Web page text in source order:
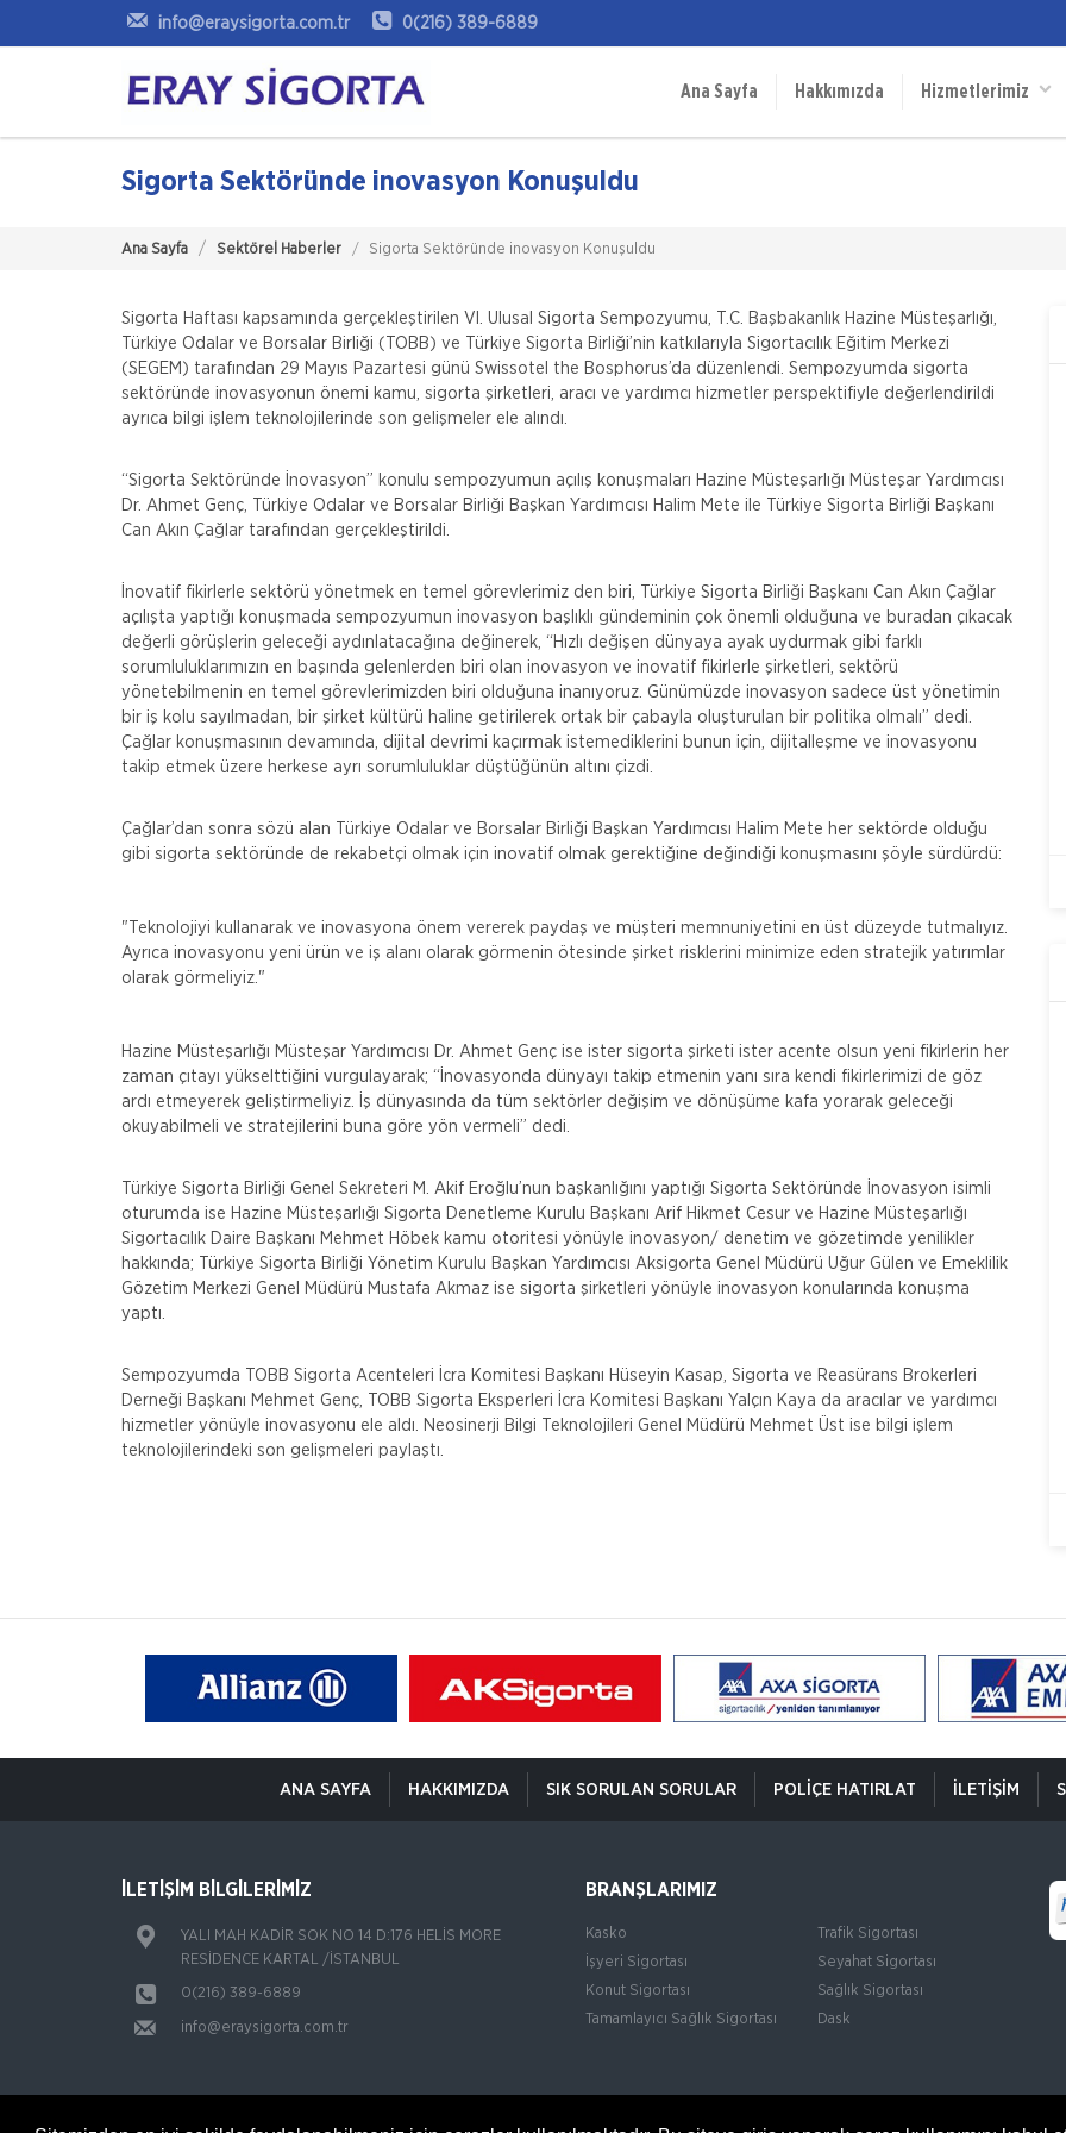
info@eraysigorta.com.tr 0(216) 389-6889
Ana Sayfa Hakkımızda Hizmetlerimiz
Sigorta Sektöründe inovasyon Konuşuldu
Ana Sayfa Sektörel Haberler Sigorta Sektöründe inovasyon Konuşuldu
Sigorta Haftası kapsamında gerçekleştirilen VI. Ulusal Sigorta Sempozyumu, T.C. Başbakanlık Hazine Müsteşarlığı,
Türkiye Odalar ve Borsalar Birliği (TOBB) ve Türkiye Sigorta Birliği’nin katkılarıyla Sigortacılık Eğitim Merkezi
(SEGEM) tarafından 29 Mayıs Pazartesi günü Swissotel the Bosphorus’da düzenlendi. Sempozyumda sigorta
sektöründe inovasyonun önemi kamu, sigorta şirketleri, aracı ve yardımcı hizmetler perspektifiyle değerlendirildi
ayrıca bilgi işlem teknolojilerinde son gelişmeler ele alındı.
“Sigorta Sektöründe İnovasyon” konulu sempozyumun açılış konuşmaları Hazine Müsteşarlığı Müsteşar Yardımcısı
Dr. Ahmet Genç, Türkiye Odalar ve Borsalar Birliği Başkan Yardımcısı Halim Mete ile Türkiye Sigorta Birliği Başkanı
Can Akın Çağlar tarafından gerçekleştirildi.
İnovatif fikirlerle sektörü yönetmek en temel görevlerimiz den biri, Türkiye Sigorta Birliği Başkanı Can Akın Çağlar
açılışta yaptığı konuşmada sempozyumun inovasyon başlıklı gündeminin çok önemli olduğuna ve buradan çıkacak
değerli görüşlerin geleceği aydınlatacağına değinerek, “Hızlı değişen dünyaya ayak uydurmak gibi farklı
sorumluluklarımızın en başında gelenlerden biri olan inovasyon ve inovatif fikirlerle şirketleri, sektörü
yönetebilmenin en temel görevlerimizden biri olduğuna inanıyoruz. Günümüzde inovasyon sadece üst yönetimin
bir iş kolu sayılmadan, bir şirket kültürü haline getirilerek ortak bir çabayla oluşturulan bir politika olmalı” dedi.
Çağlar konuşmasının devamında, dijital devrimi kaçırmak istemediklerini bunun için, dijitalleşme ve inovasyonu
takip etmek üzere herkese ayrı sorumluluklar düştüğünün altını çizdi.
Çağlar’dan sonra sözü alan Türkiye Odalar ve Borsalar Birliği Başkan Yardımcısı Halim Mete her sektörde olduğu
gibi sigorta sektöründe de rekabetçi olmak için inovatif olmak gerektiğine değindiği konuşmasını şöyle sürdürdü:
"Teknolojiyi kullanarak ve inovasyona önem vererek paydaş ve müşteri memnuniyetini en üst düzeyde tutmalıyız.
Ayrıca inovasyonu yeni ürün ve iş alanı olarak görmenin ötesinde şirket risklerini minimize eden stratejik yatırımlar
olarak görmeliyiz."
Hazine Müsteşarlığı Müsteşar Yardımcısı Dr. Ahmet Genç ise ister sigorta şirketi ister acente olsun yeni fikirlerin her
zaman çıtayı yükselttiğini vurgulayarak; “İnovasyonda dünyayı takip etmenin yanı sıra kendi fikirlerimizi de göz
ardı etmeyerek geliştirmeliyiz. İş dünyasında da tüm sektörler değişim ve dönüşüme kafa yorarak geleceği
okuyabilmeli ve stratejilerini buna göre yön vermeli” dedi.
Türkiye Sigorta Birliği Genel Sekreteri M. Akif Eroğlu’nun başkanlığını yaptığı Sigorta Sektöründe İnovasyon isimli
oturumda ise Hazine Müsteşarlığı Sigorta Denetleme Kurulu Başkanı Arif Hikmet Cesur ve Hazine Müsteşarlığı
Sigortacılık Daire Başkanı Mehmet Höbek kamu otoritesi yönüyle inovasyon/ denetim ve gözetimde yenilikler
hakkında; Türkiye Sigorta Birliği Yönetim Kurulu Başkan Yardımcısı Aksigorta Genel Müdürü Uğur Gülen ve Emeklilik
Gözetim Merkezi Genel Müdürü Mustafa Akmaz ise sigorta şirketleri yönüyle inovasyon konularında konuşma
yaptı.
Sempozyumda TOBB Sigorta Acenteleri İcra Komitesi Başkanı Hüseyin Kasap, Sigorta ve Reasürans Brokerleri
Derneği Başkanı Mehmet Genç, TOBB Sigorta Eksperleri İcra Komitesi Başkanı Yalçın Kaya da aracılar ve yardımcı
hizmetler yönüyle inovasyonu ele aldı. Neosinerji Bilgi Teknolojileri Genel Müdürü Mehmet Üst ise bilgi işlem
teknolojilerindeki son gelişmeleri paylaştı.
ANA SAYFA HAKKIMIZDA SIK SORULAN SORULAR POLIÇE HATIRLAT İLETIŞIM
İLETİŞİM BİLGİLERİMİZ
YALI MAH KADİR SOK NO 14 D:176 HELİS MORE
RESİDENCE KARTAL /İSTANBUL
0(216) 389-6889
info@eraysigorta.com.tr
BRANŞLARIMIZ
Kasko
Trafik Sigortası
İşyeri Sigortası
Seyahat Sigortası
Konut Sigortası
Sağlık Sigortası
Tamamlayıcı Sağlık Sigortası
Dask